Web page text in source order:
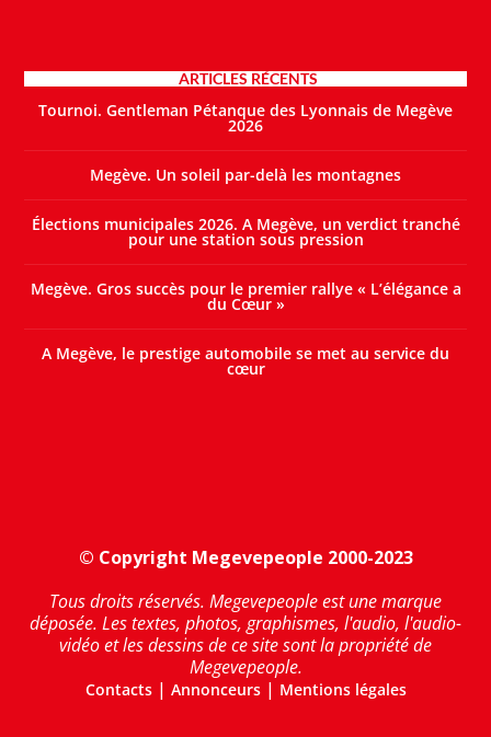
ARTICLES RÉCENTS
Tournoi. Gentleman Pétanque des Lyonnais de Megève
2026
Megève. Un soleil par-delà les montagnes
Élections municipales 2026. A Megève, un verdict tranché
pour une station sous pression
Megève. Gros succès pour le premier rallye « L’élégance a
du Cœur »
A Megève, le prestige automobile se met au service du
cœur
© Copyright Megevepeople 2000-2023
Tous droits réservés. Megevepeople est une marque
déposée. Les textes, photos, graphismes, l'audio, l'audio-
vidéo et les dessins de ce site sont la propriété de
Megevepeople.
Contacts| Annonceurs| Mentions légales